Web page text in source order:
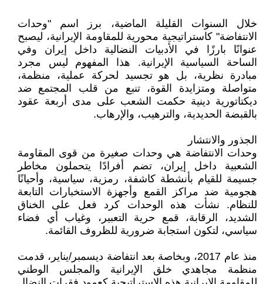
خلال السنوات القليلة الماضية، برز اسم "وحدات
الانتفاضة" كاستراتيجية محورية للمقاومة الإيرانية، ليصبح
عنوانًا بارزًا في الأدبيات النضالية داخل إيران وفي
الساحة السياسية الإيرانية. هذا المفهوم ليس مجرد
مبادرة نظرية، بل هو تجسيد لحركة عملية، منظمة،
متواصلة ومتزايدة القوة، تنبع من قلب المجتمع ضد
ديكتاتورية دينية حكمت الشعب على مدى أربعة عقود
بالقبضة الحديدية، والترهيب، والإرهاب.
الجذور والانتشار
وحدات الانتفاضة هي وحدات صغيرة من قوى المقاومة
الشعبية داخل إيران، تضم أفرادًا يتحملون مخاطر
جسيمة للقيام بأنشطة كاشفة، رمزية، سياسية، وأحيانًا
هجومية ضد مراكز القمع وأجهزة الاستخبارات التابعة
للنظام. نشأت هذه الوحدات كرد فعل على الخناق
الشديد، الرقابة، قمع حرية التعبير، وغياب أي فضاء
سياسي، لتكون استجابة ضرورية للظروف القائمة.
منذ عام 2017، وبخاصة بعد انتفاضة ديسمبر/يناير، قدمت
منظمة مجاهدي خلق الإيرانية والمجلس الوطني